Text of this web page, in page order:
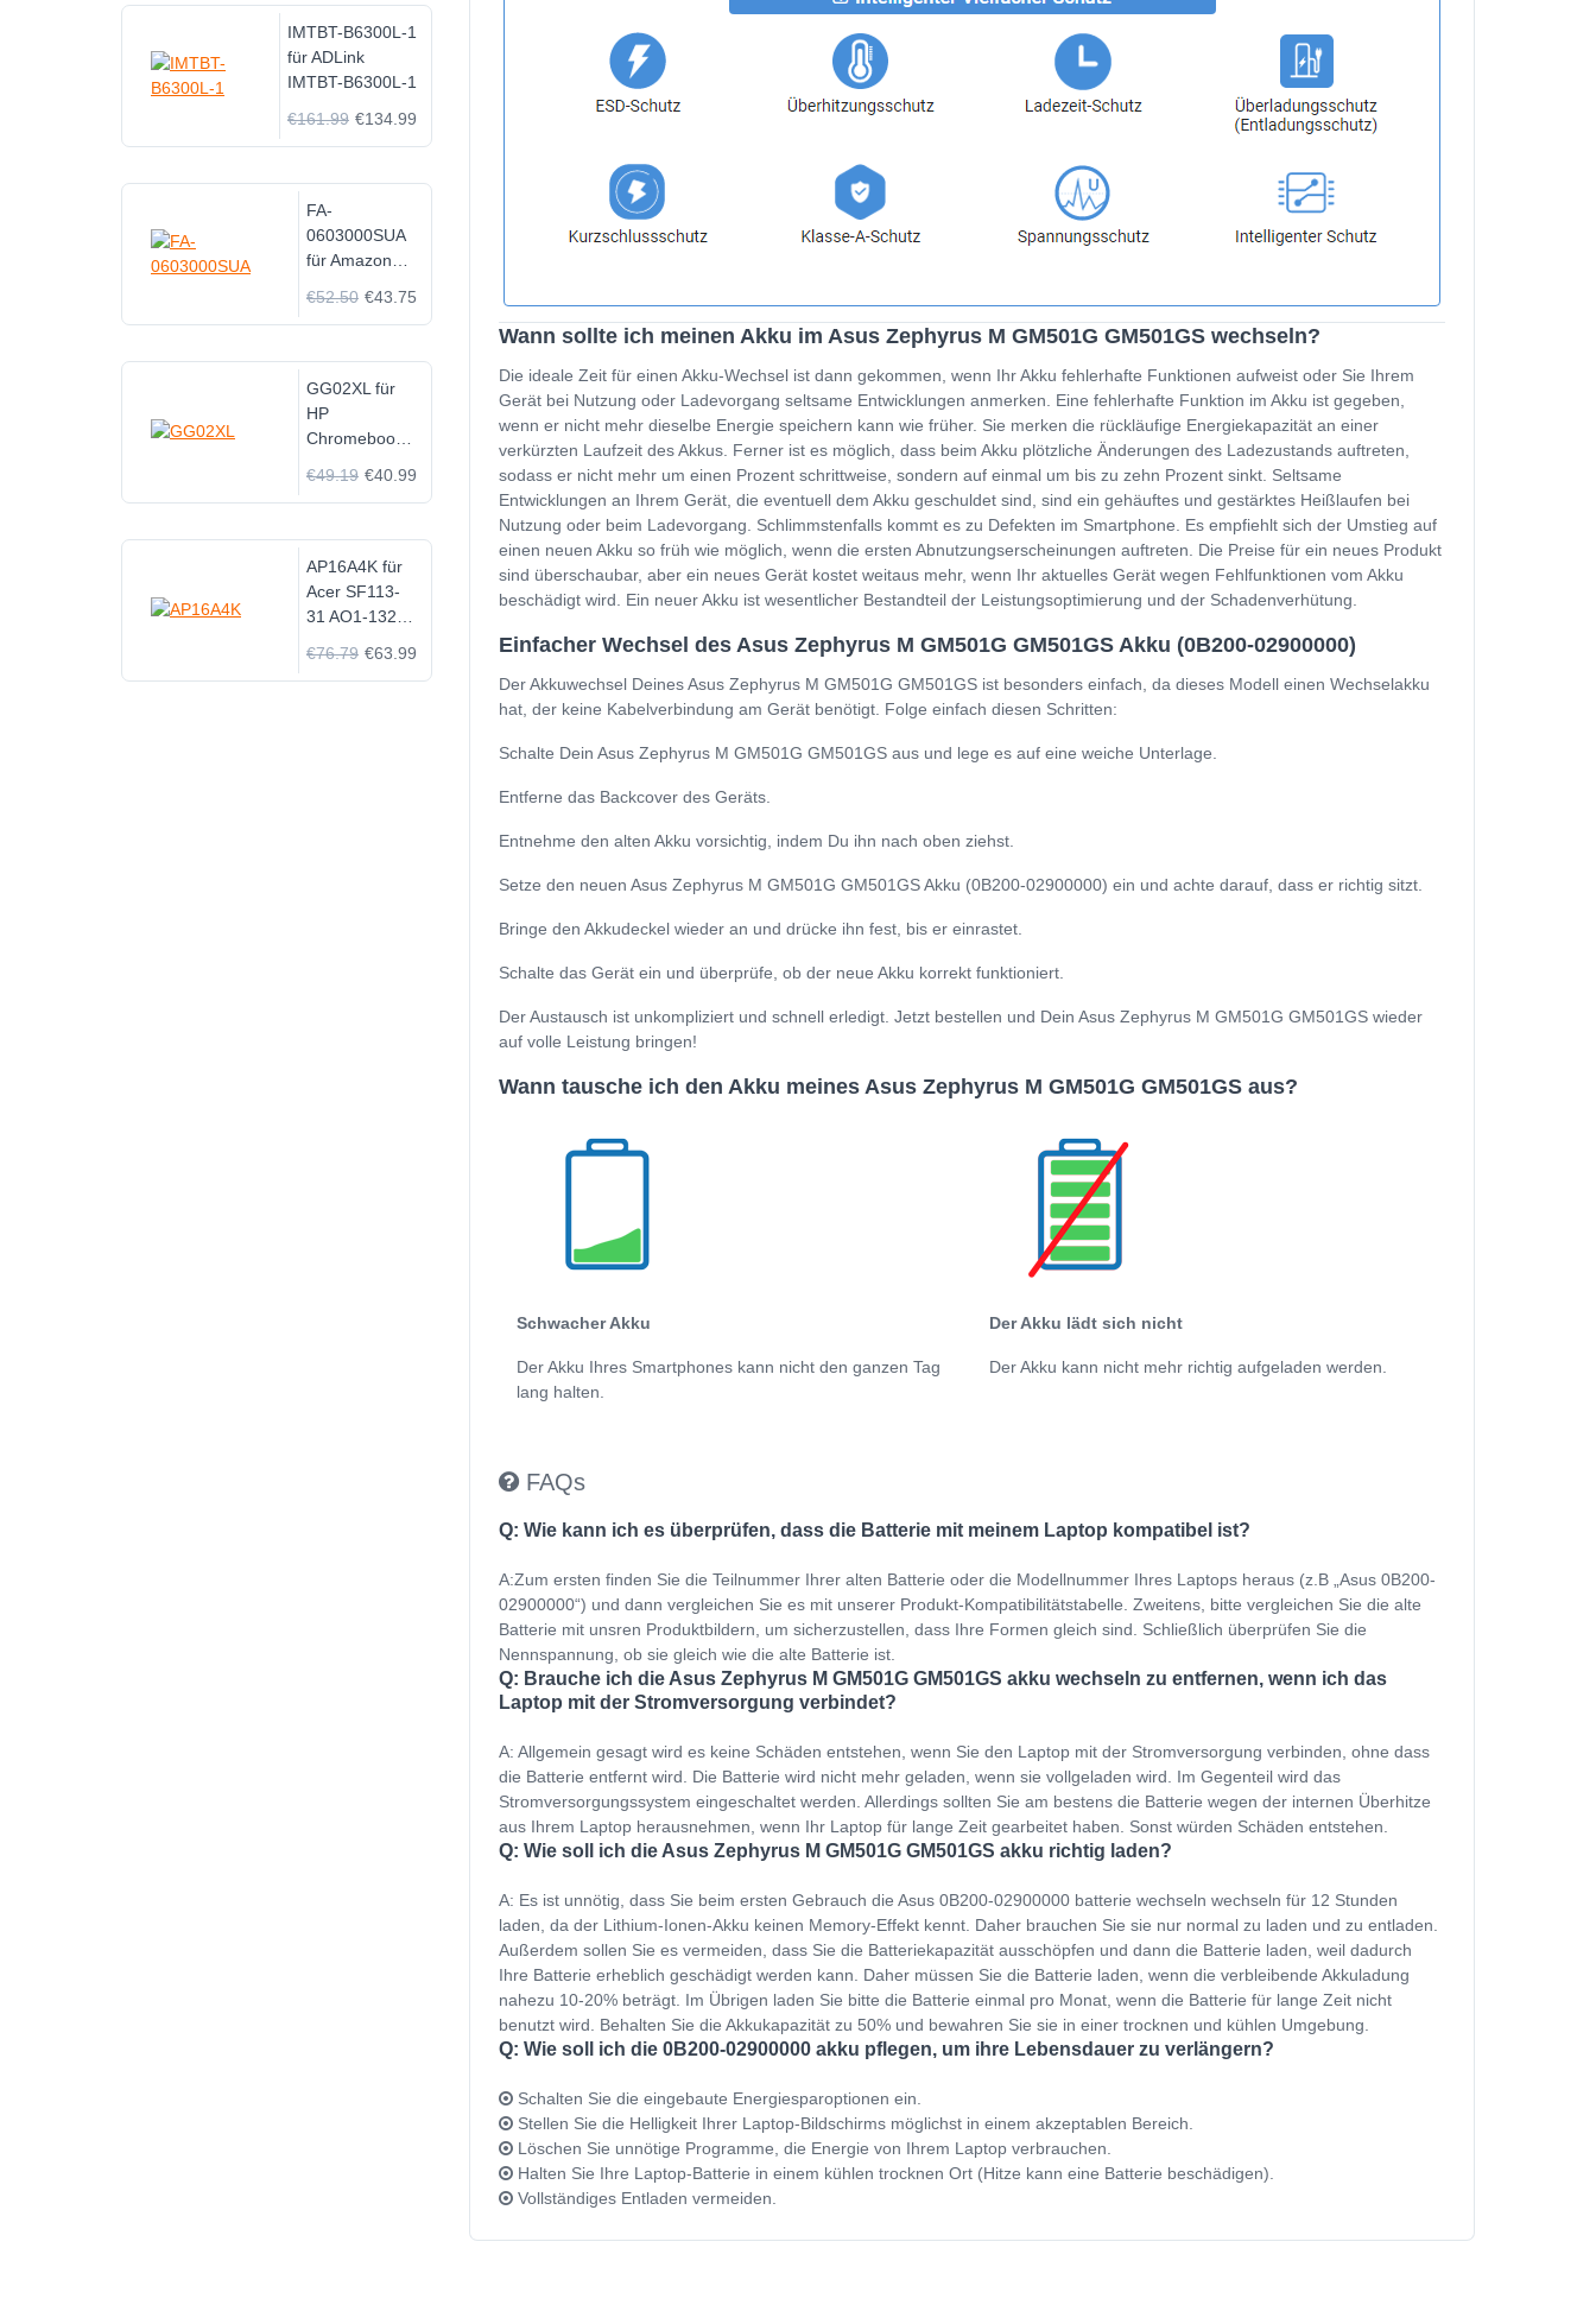
Wann sollte ich meinen Akku im Asus Zephyrus M GM501G GM501GS wechseln?
Die ideale Zeit für einen Akku-Wechsel ist dann gekommen, wenn Ihr Akku fehlerhafte Funktionen aufweist oder Sie Ihrem
Gerät bei Nutzung oder Ladevorgang seltsame Entwicklungen anmerken. Eine fehlerhafte Funktion im Akku ist gegeben,
wenn er nicht mehr dieselbe Energie speichern kann wie früher. Sie merken die rückläufige Energiekapazität an einer
verkürzten Laufzeit des Akkus. Ferner ist es möglich, dass beim Akku plötzliche Änderungen des Ladezustands auftreten,
sodass er nicht mehr um einen Prozent schrittweise, sondern auf einmal um bis zu zehn Prozent sinkt. Seltsame
Entwicklungen an Ihrem Gerät, die eventuell dem Akku geschuldet sind, sind ein gehäuftes und gestärktes Heißlaufen bei
Nutzung oder beim Ladevorgang. Schlimmstenfalls kommt es zu Defekten im Smartphone. Es empfiehlt sich der Umstieg auf
einen neuen Akku so früh wie möglich, wenn die ersten Abnutzungserscheinungen auftreten. Die Preise für ein neues Produkt
sind überschaubar, aber ein neues Gerät kostet weitaus mehr, wenn Ihr aktuelles Gerät wegen Fehlfunktionen vom Akku
beschädigt wird. Ein neuer Akku ist wesentlicher Bestandteil der Leistungsoptimierung und der Schadenverhütung.
Einfacher Wechsel des Asus Zephyrus M GM501G GM501GS Akku (0B200-02900000)
Der Akkuwechsel Deines Asus Zephyrus M GM501G GM501GS ist besonders einfach, da dieses Modell einen Wechselakku
hat, der keine Kabelverbindung am Gerät benötigt. Folge einfach diesen Schritten:
Schalte Dein Asus Zephyrus M GM501G GM501GS aus und lege es auf eine weiche Unterlage.
Entferne das Backcover des Geräts.
Entnehme den alten Akku vorsichtig, indem Du ihn nach oben ziehst.
Setze den neuen Asus Zephyrus M GM501G GM501GS Akku (0B200-02900000) ein und achte darauf, dass er richtig sitzt.
Bringe den Akkudeckel wieder an und drücke ihn fest, bis er einrastet.
Schalte das Gerät ein und überprüfe, ob der neue Akku korrekt funktioniert.
Der Austausch ist unkompliziert und schnell erledigt. Jetzt bestellen und Dein Asus Zephyrus M GM501G GM501GS wieder
auf volle Leistung bringen!
Wann tausche ich den Akku meines Asus Zephyrus M GM501G GM501GS aus?
Schwacher Akku
Der Akku Ihres Smartphones kann nicht den ganzen Tag
lang halten.
Der Akku lädt sich nicht
Der Akku kann nicht mehr richtig aufgeladen werden.
FAQs
Q: Wie kann ich es überprüfen, dass die Batterie mit meinem Laptop kompatibel ist?
A:Zum ersten finden Sie die Teilnummer Ihrer alten Batterie oder die Modellnummer Ihres Laptops heraus (z.B „Asus 0B200-
02900000“) und dann vergleichen Sie es mit unserer Produkt-Kompatibilitätstabelle. Zweitens, bitte vergleichen Sie die alte
Batterie mit unsren Produktbildern, um sicherzustellen, dass Ihre Formen gleich sind. Schließlich überprüfen Sie die
Nennspannung, ob sie gleich wie die alte Batterie ist.
Q: Brauche ich die Asus Zephyrus M GM501G GM501GS akku wechseln zu entfernen, wenn ich das
Laptop mit der Stromversorgung verbindet?
A: Allgemein gesagt wird es keine Schäden entstehen, wenn Sie den Laptop mit der Stromversorgung verbinden, ohne dass
die Batterie entfernt wird. Die Batterie wird nicht mehr geladen, wenn sie vollgeladen wird. Im Gegenteil wird das
Stromversorgungssystem eingeschaltet werden. Allerdings sollten Sie am bestens die Batterie wegen der internen Überhitze
aus Ihrem Laptop herausnehmen, wenn Ihr Laptop für lange Zeit gearbeitet haben. Sonst würden Schäden entstehen.
Q: Wie soll ich die Asus Zephyrus M GM501G GM501GS akku richtig laden?
A: Es ist unnötig, dass Sie beim ersten Gebrauch die Asus 0B200-02900000 batterie wechseln wechseln für 12 Stunden
laden, da der Lithium-Ionen-Akku keinen Memory-Effekt kennt. Daher brauchen Sie sie nur normal zu laden und zu entladen.
Außerdem sollen Sie es vermeiden, dass Sie die Batteriekapazität ausschöpfen und dann die Batterie laden, weil dadurch
Ihre Batterie erheblich geschädigt werden kann. Daher müssen Sie die Batterie laden, wenn die verbleibende Akkuladung
nahezu 10-20% beträgt. Im Übrigen laden Sie bitte die Batterie einmal pro Monat, wenn die Batterie für lange Zeit nicht
benutzt wird. Behalten Sie die Akkukapazität zu 50% und bewahren Sie sie in einer trocknen und kühlen Umgebung.
Q: Wie soll ich die 0B200-02900000 akku pflegen, um ihre Lebensdauer zu verlängern?
Schalten Sie die eingebaute Energiesparoptionen ein.
Stellen Sie die Helligkeit Ihrer Laptop-Bildschirms möglichst in einem akzeptablen Bereich.
Löschen Sie unnötige Programme, die Energie von Ihrem Laptop verbrauchen.
Halten Sie Ihre Laptop-Batterie in einem kühlen trocknen Ort (Hitze kann eine Batterie beschädigen).
Vollständiges Entladen vermeiden.
ES520A ES55
IMTBT-B6300L-1
für ADLink
IMTBT-B6300L-1
€161.99 €134.99
FA-
0603000SUA
für Amazon
16W RE54WE
€52.50 €43.75
GG02XL für
HP
Chromebook
OB1X
€49.19 €40.99
AP16A4K für
Acer SF113-
31 AO1-132
€76.79 €63.99